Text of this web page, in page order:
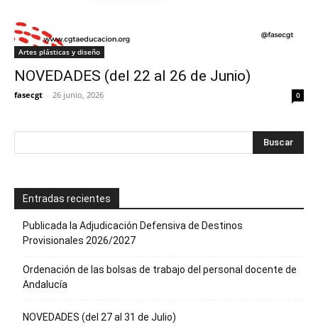
Artes plásticas y diseño
NOVEDADES (del 22 al 26 de Junio)
fasecgt - 26 junio, 2026 0
Entradas recientes
Publicada la Adjudicación Defensiva de Destinos
Provisionales 2026/2027
Ordenación de las bolsas de trabajo del personal docente de
Andalucía
NOVEDADES (del 27 al 31 de Julio)